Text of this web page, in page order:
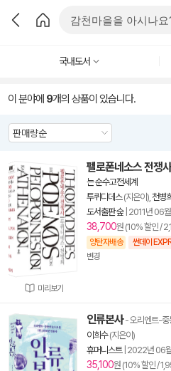
국내도서
이 분야에 9개의 상품이 있습니다.
미리보기
펠로폰네소스 전쟁사
는 순수고전세계
투퀴디데스(지은이), 천병희
도서출판 숲| 2011년 06월
38,700원 (10% 할인 /
양탄자배송 썬데이
변경
인류본사- 오리엔트-중
이희수(지은이)
휴머니스트| 2022년 06
35,100원 (10% 할인 /